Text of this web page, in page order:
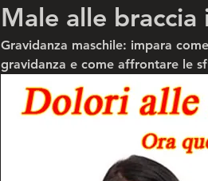
Male alle braccia
Gravidanza maschile: impara
gravidanza e come affrontare le